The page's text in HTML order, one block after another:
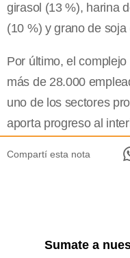
girasol (13 %), harina
(10 %) y grano de
Por último, el
más de 28.000
uno de los sectores
aporta progreso al
Compartí esta nota
Sumate a